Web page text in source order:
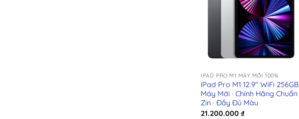
+
IPAD PRO M1 MÁY MỚI 100%
iPad Pro M1 12.9″ WiFi 256GB
Máy Mới · Chính Hãng Chuẩn
Zin · Đầy Đủ Màu
21.200.000₫